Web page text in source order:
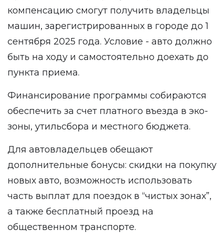
компенсацию смогут получить владельцы
машин, зарегистрированных в городе до 1
сентября 2025 года. Условие - авто должно
быть на ходу и самостоятельно доехать до
пункта приема.
Финансирование программы собираются
обеспечить за счет платного въезда в эко-
зоны, утильсбора и местного бюджета.
Для автовладельцев обещают
дополнительные бонусы: скидки на покупку
новых авто, возможность использовать
часть выплат для поездок в “чистых зонах”,
а также бесплатный проезд на
общественном транспорте.